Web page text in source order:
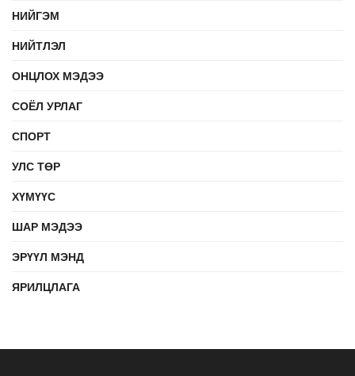
НИЙГЭМ
НИЙТЛЭЛ
ОНЦЛОХ МЭДЭЭ
СОЁЛ УРЛАГ
СПОРТ
УЛС ТӨР
ХҮМҮҮС
ШАР МЭДЭЭ
ЭРҮҮЛ МЭНД
ЯРИЛЦЛАГА